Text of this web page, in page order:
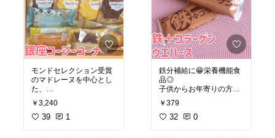
ィナンシェ#手土産
モンドセレクション受賞
のマドレーヌを中心とし
た、
フィナンシェやクッキー
など焼菓子を詰め合わせ
です🥰
￥3,240
39 1
鉄分補給に😁栄養機能食
品◎
子供からお年寄りの方ま
で幅広い年齢層や、
美容や健康が気になる方
におすすめのウエハース
￥379
32 0